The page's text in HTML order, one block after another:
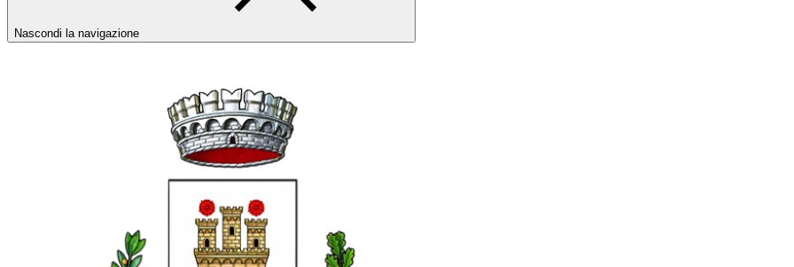
Nascondi la navigazione